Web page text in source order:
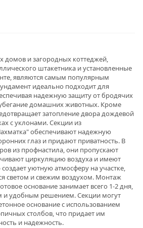
домов и загородных коттеджей,
штакетника и установленные
являются самым популярным
идеально подходит для
надежную защиту от бродячих
домашних животных. Кроме
затопление двора дождевой
с уклонами. Секции из
обеспечивают надежную
глаз и придают приватность. В
из профнастила, они пропускают
циркуляцию воздуха и имеют
уютную атмосферу на участке,
светом и свежим воздухом. Монтаж
основание занимает всего 1-2 дня,
и удобным решением. Секции могут
основание с использованием
столбов, что придает им
и надежность.